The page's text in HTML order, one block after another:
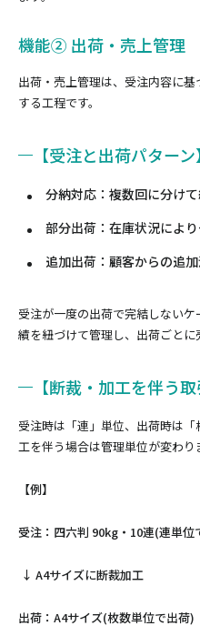
機能② 出荷・売上管理
出荷・売上管理は、受注内容に
する工程です。
【受注と出荷パターン】
分納対応：複数回に分け
部分出荷：在庫状況によ
追加出荷：顧客からの追
受注が一度の出荷で完結しない
績を紐づけて管理し、出荷ごとに
【断裁・加工を伴う取
受注時は「連」単位、出荷時は
工を伴う場合は管理単位が変わり
【例】
受注：四六判 90kg・10連(連単位
↓ A4サイズに断裁加工
出荷：A4サイズ(枚数単位で出荷)